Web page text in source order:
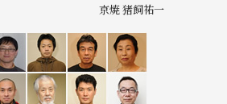
京焼 猪飼祐一